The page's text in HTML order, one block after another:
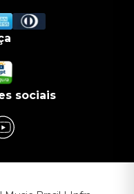
sociais